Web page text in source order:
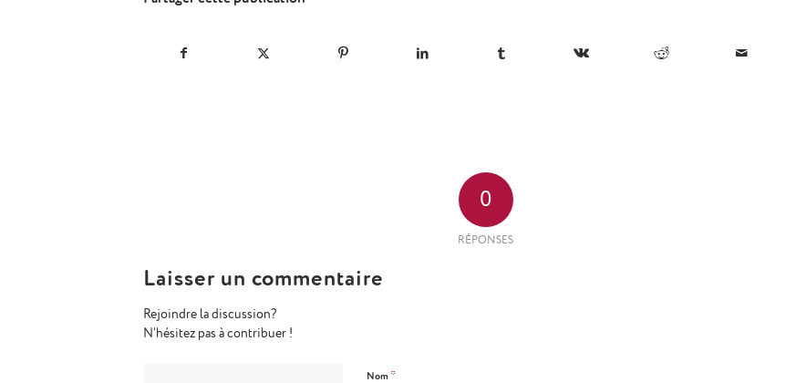
0
RÉPONSES
Laisser un commentaire
Rejoindre la discussion?
N’hésitez pas à contribuer !
Nom *